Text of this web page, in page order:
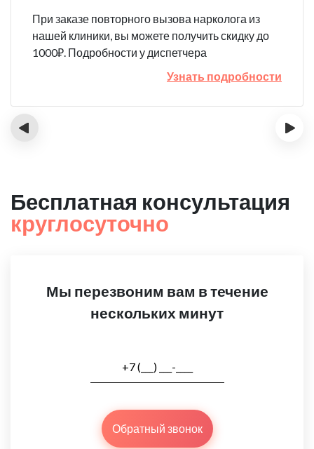
При заказе повторного вызова нарколога из
нашей клиники, вы можете получить скидку до
1000₽. Подробности у диспетчера
Узнать подробности
‹ ›
Бесплатная консультация
круглосуточно
Мы перезвоним вам в течение
нескольких минут
Обратный звонок